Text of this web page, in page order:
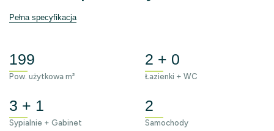
Pełna specyfikacja
199
Pow. użytkowa m²
2 + 0
Łazienki + WC
3 + 1
Sypialnie + Gabinet
2
Samochody